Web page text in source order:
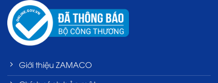
Giới thiệu ZAMACO